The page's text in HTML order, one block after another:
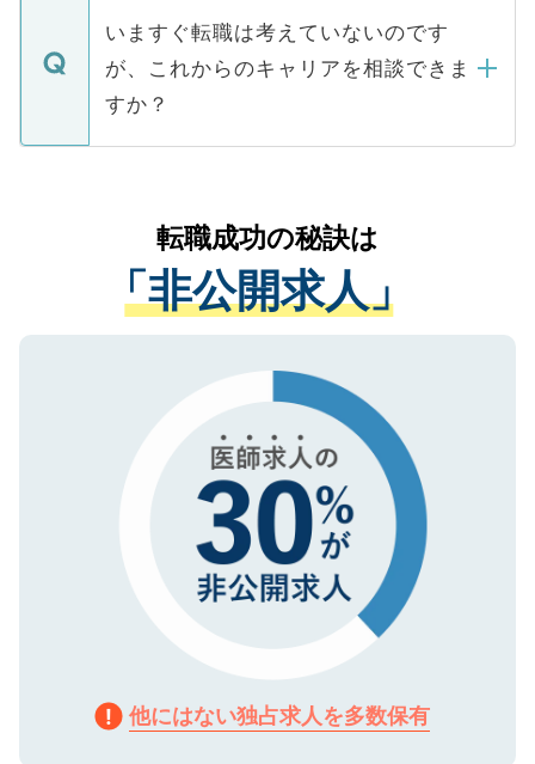
に、医療機関が求める条件に合った人材の
みを人材紹介会社に依頼するケースが増え
ています。
の辞退の連絡はキャリアパートナーが行い
ますので、ご安心ください。
で、ご安心ください。当サイトからの登録
などで収集したご登録者様の個人情報は、
ご本人のキャリアアップおよび転職活動の
支援を目的に使用いたします。お預かりし
ているすべての個人データはご本人の許可
は、個人情報の取り扱いについての厳密な
管理基準を満たした事業者のみに付与され
る、プライバシーマークを取得済みです。
ご登録いただいた個人情報は、SSL（デー
で、機密保持に関してもご安心ください。
いますぐ転職は考えていないのです
が、これからのキャリアを相談できま
すか？
かがいして、現在の医療機関の状況や紹介
経験をまじえながら、適切なアドバイスを
させていただきます。すぐにご転職をされ
ない方には、長期的なサポートが可能です
ので、まずはご登録ください。
転職成功の秘訣は
「非公開求人」
他にはない独占求人を多数保有